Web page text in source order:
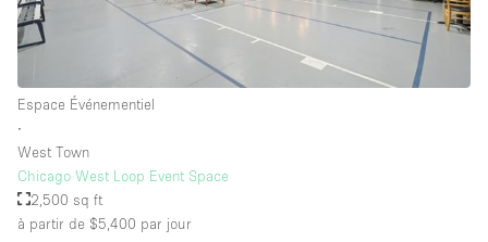
Espace Événementiel
∙
West Town
Chicago West Loop Event Space
2,500 sq ft
à partir de $5,400 par jour